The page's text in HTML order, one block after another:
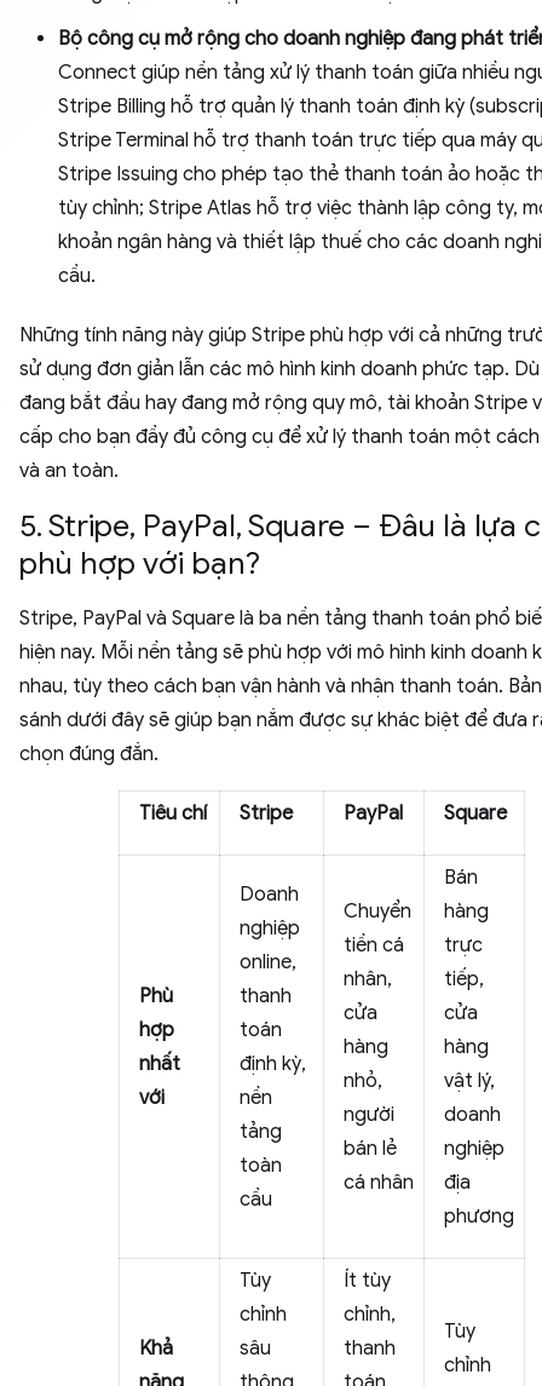
Bộ công cụ mở rộng cho doanh nghiệp đang phát
Connect giúp nền tảng xử lý thanh toán giữa nhiều
Stripe Billing hỗ trợ quản lý thanh toán định kỳ
Stripe Terminal hỗ trợ thanh toán trực tiếp qua máy
Stripe Issuing cho phép tạo thẻ thanh toán ảo hoặc
tùy chỉnh; Stripe Atlas hỗ trợ việc thành lập công ty,
khoản ngân hàng và thiết lập thuế cho các doanh
cầu.
Những tính năng này giúp Stripe phù hợp với cả những
sử dụng đơn giản lẫn các mô hình kinh doanh phức tạp.
đang bắt đầu hay đang mở rộng quy mô, tài khoản Stripe
cấp cho bạn đầy đủ công cụ để xử lý thanh toán một
và an toàn.
5. Stripe, PayPal, Square – Đâu là lựa
phù hợp với bạn?
Stripe, PayPal và Square là ba nền tảng thanh toán phổ
hiện nay. Mỗi nền tảng sẽ phù hợp với mô hình kinh doanh
nhau, tùy theo cách bạn vận hành và nhận thanh toán.
sánh dưới đây sẽ giúp bạn nắm được sự khác biệt để đưa
chọn đúng đắn.
Tiêu chí Stripe PayPal Square
Phù
hợp
nhất
với
Doanh
nghiệp
online,
thanh
toán
định kỳ,
nền
tảng
toàn
cầu
Chuyển
tiền cá
nhân,
cửa
hàng
nhỏ,
người
bán lẻ
cá nhân
Bán
hàng
trực
tiếp,
cửa
hàng
vật lý,
doanh
nghiệp
địa
phương
Khả
Tùy
chỉnh
sâu
Ít tùy
chỉnh,
thanh
Tùy
chỉnh